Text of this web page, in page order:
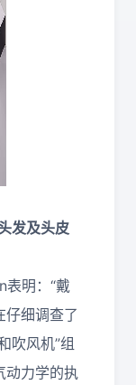
发及头皮
表明：“戴
仔细调查了
吹风机”组
动力学的执